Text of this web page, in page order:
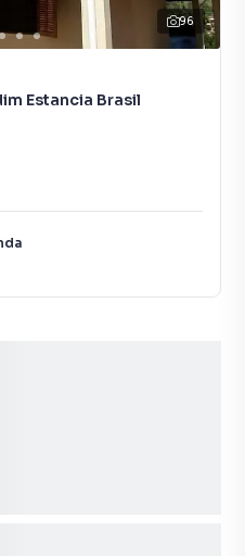
96
Estancia Brasil